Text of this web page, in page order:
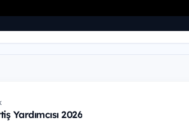
Yardımcısı 2026